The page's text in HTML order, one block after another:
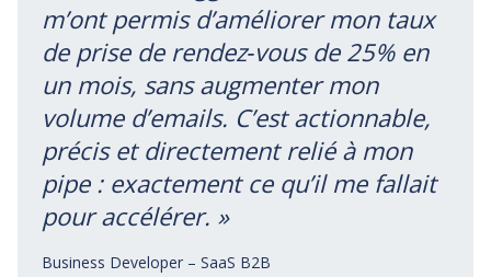
m’ont permis d’améliorer mon taux
de prise de rendez‑vous de 25% en
un mois, sans augmenter mon
volume d’emails. C’est actionnable,
précis et directement relié à mon
pipe : exactement ce qu’il me fallait
pour accélérer. »
Business Developer – SaaS B2B